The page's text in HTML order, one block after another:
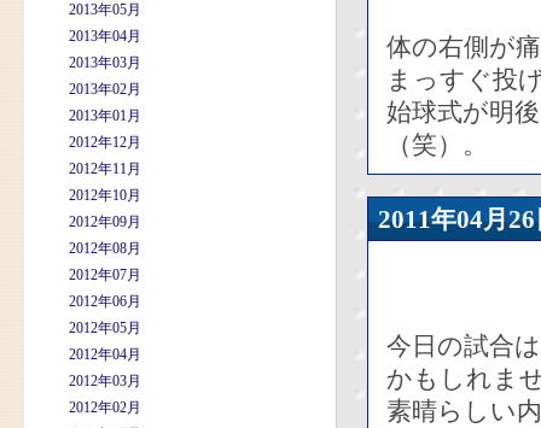
2013年05月
2013年04月
2013年03月
2013年02月
2013年01月
2012年12月
2012年11月
2012年10月
2012年09月
2012年08月
2012年07月
2012年06月
2012年05月
2012年04月
2012年03月
2012年02月
体の右側が
まっすぐ投
始球式が明
（笑）。
2011年04
今日の試合
かもしれま
素晴らしい